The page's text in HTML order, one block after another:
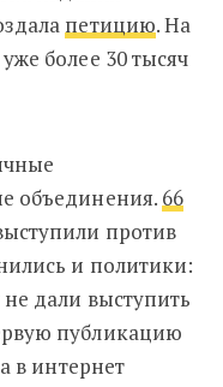
петицию. На
более 30 тысяч
объединения. 66
против
и политики:
дали выступить
публикацию
в интернет